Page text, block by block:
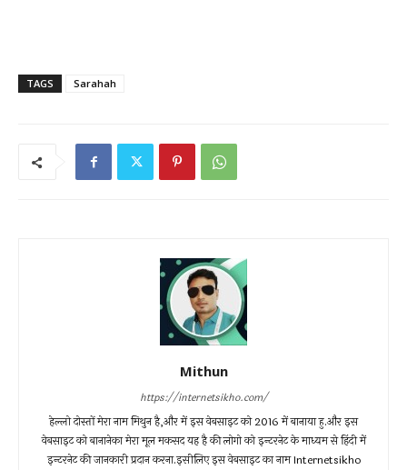
TAGS Sarahah
Mithun
https://internetsikho.com/
हेल्लो दोस्तों मेरा नाम मिथुन है,और में इस वेबसाइट को 2016 में बानाया हु.और इस
वेबसाइट को बानानेका मेरा मूल मकसद यह है की लोगो को इन्टरनेट के माध्यम से हिंदी में
इन्टरनेट की जानकारी प्रदान करना.इसीलिए इस वेबसाइट का नाम Internetsikho